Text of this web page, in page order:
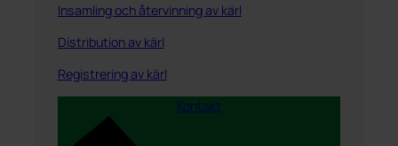
Insamling och återvinning av kärl
Distribution av kärl
Registrering av kärl
Kontakt